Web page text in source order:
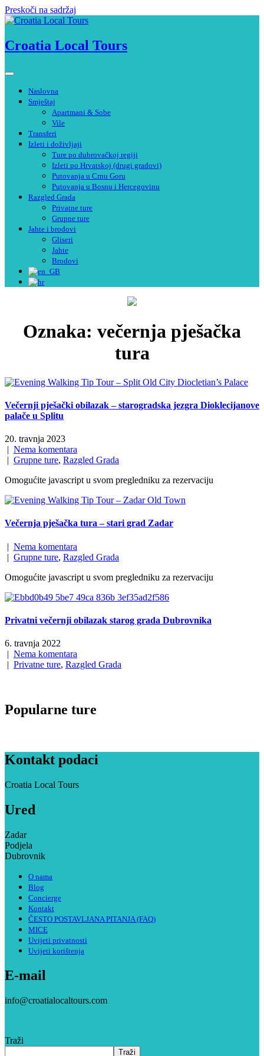
Preskoči na sadržaj
Croatia Local Tours
Naslovna
Smještaj
Apartmani & Sobe
Vile
Transferi
Izleti i doživljaji
Ture po dubrovačkoj regiji
Izleti po Hrvatskoj (drugi gradovi)
Putovanja u Crnu Goru
Putovanja u Bosnu i Hercegovinu
Razgled Grada
Privatne ture
Grupne ture
Jahte i brodovi
Gliseri
Jahte
Brodovi
Oznaka: večernja pješačka
tura
Večernji pješački obilazak – starogradska jezgra Dioklecijanove
palače u Splitu
20. travnja 2023
| Nema komentara
| Grupne ture, Razgled Grada
Omogućite javascript u svom pregledniku za rezervaciju
Večernja pješačka tura – stari grad Zadar
| Nema komentara
| Grupne ture, Razgled Grada
Omogućite javascript u svom pregledniku za rezervaciju
Privatni večernji obilazak starog grada Dubrovnika
6. travnja 2022
| Nema komentara
| Privatne ture, Razgled Grada
Popularne ture
Kontakt podaci
Croatia Local Tours
Ured
Zadar
Podjela
Dubrovnik
O nama
Blog
Concierge
Kontakt
ČESTO POSTAVLJANA PITANJA (FAQ)
MICE
Uvijeti privatnosti
Uvijeti korištenja
E-mail
info@croatialocaltours.com
Traži
Traži